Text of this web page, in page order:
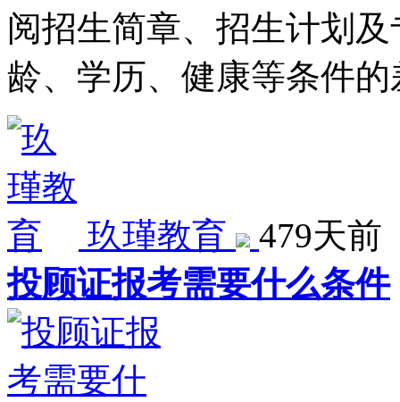
阅招生简章、招生计划
龄、学历、健康等条件
玖瑾教育
479天前
投顾证报考需要什么条件